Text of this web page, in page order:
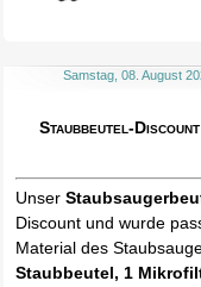
Samstag, 08. August
Staubbeutel-Discount
Unser
Discount und wurde
Material des
Staubbeutel, 1